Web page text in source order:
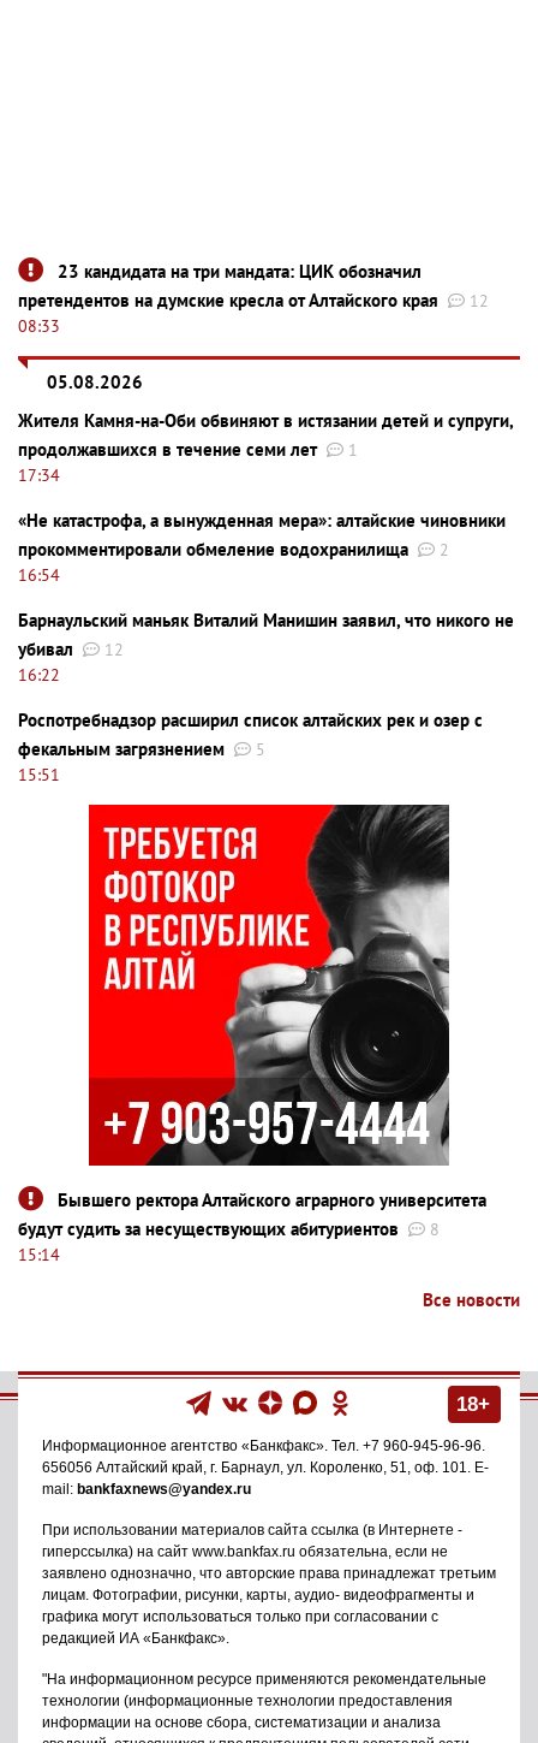
23 кандидата на три мандата: ЦИК обозначил
претендентов на думские кресла от Алтайского края
12
08:33
05.08.2026
Жителя Камня-на-Оби обвиняют в истязании детей и супруги,
продолжавшихся в течение семи лет
1
17:34
«Не катастрофа, а вынужденная мера»: алтайские чиновники
прокомментировали обмеление водохранилища
2
16:54
Барнаульский маньяк Виталий Манишин заявил, что никого не
убивал
12
16:22
Роспотребнадзор расширил список алтайских рек и озер с
фекальным загрязнением
5
15:51
Бывшего ректора Алтайского аграрного университета
будут судить за несуществующих абитуриентов
8
15:14
Все новости
18+
Информационное агентство «Банкфакс» . Тел. +7 960-945-96-96
656056 Алтайский край, г. Барнаул ул. Короленко, 51, оф. 101
. E-
mail: bankfaxnews@yandex.ru
При использовании материалов сайта ссылка (в Интернете -
гиперссылка) на сайт www.bankfax.ru обязательна, если не
заявлено однозначно, что авторские права принадлежат третьим
лицам. Фотографии, рисунки, карты, аудио- видеофрагменты и
графика могут использоваться только при согласовании с
редакцией ИА «Банкфакс».
"На информационном ресурсе применяются рекомендательные
технологии (информационные технологии предоставления
информации на основе сбора, систематизации и анализа